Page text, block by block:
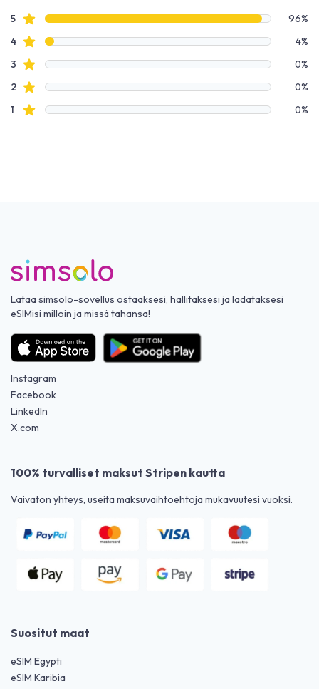
Arvostelutiedot
5Tähtiarvostelut
96%
4Tähtiarvostelut
4%
3 Tähtiarvostelut
0%
2Tähtiarvostelut
0%
1 Tähtiarvostelut 0%
Lataa simsolo-sovellus ostaaksesi, hallitaksesi ja ladataksesi
eSIMisi milloin ja missä tahansa!
Instagram
Facebook
LinkedIn
X.com
100% turvalliset maksut Stripen kautta
Vaivaton yhteys, useita maksuvaihtoehtoja mukavuutesi vuoksi.
Suositut maat
eSIM Egypti
eSIM Karibia